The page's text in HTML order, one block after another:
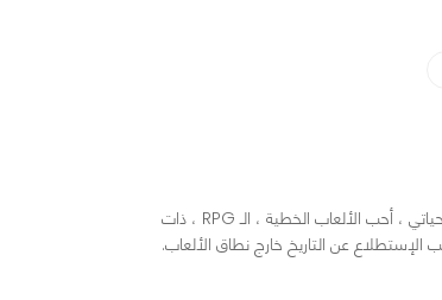
محرر ومراجع ألعاب في "عرب هاردوير"، شغوف بكل ما يتعلق بصناعة الألعاب وأعتبرها حياتي ، أحب الألعاب الخطية ، الـ RPG ، ذات